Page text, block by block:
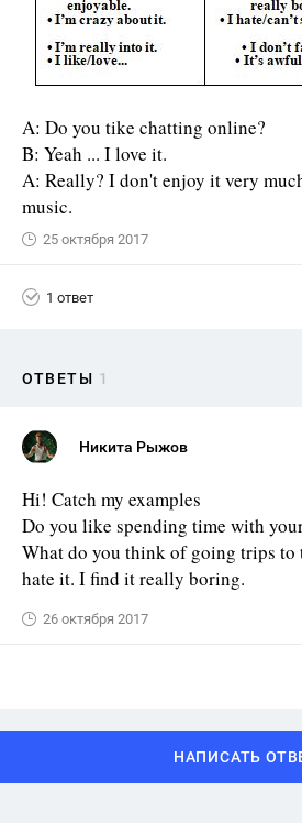
A: Do you tike chatting online?
B: Yeah ... I love it.
A: Really? I don't enjoy it very
music.
25 октября 2017
1 ответ
ОТВЕТЫ 1
Никита Рыжов
Hi! Catch my examples
Do you like spending time with
What do you think of going trips to
hate it. I find it really boring.
26 октября 2017
НАПИСАТЬ